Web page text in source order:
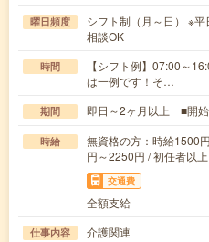
曜日頻度
シフト制（月～日） ※
相談OK
時間
【シフト例】07:00～
は一例です！そ…
期間 即日～2ヶ月以上 ■開始
時給
無資格の方：時給1500
円～2250円 / 初任者以
交通費
全額支給
仕事内容
介護関連